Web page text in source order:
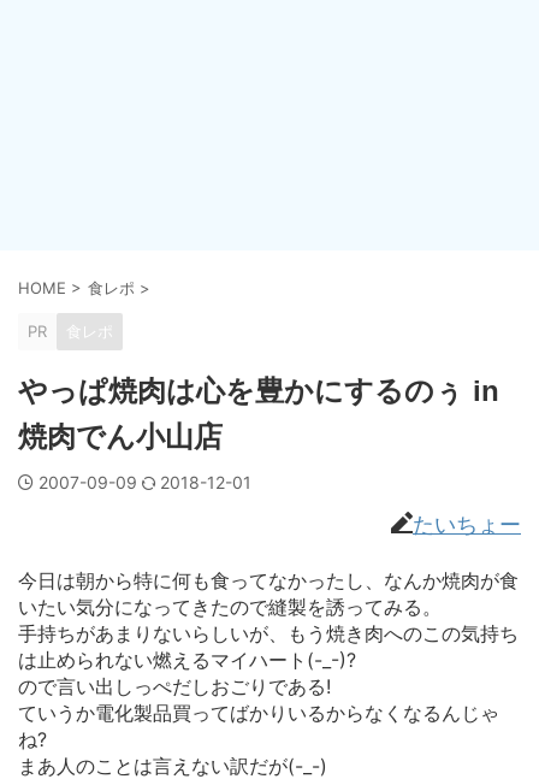
HOME > 食レポ >
PR 食レポ
やっぱ焼肉は心を豊かにするのぅ in
焼肉でん小山店
2007-09-09 2018-12-01
たいちょー
今日は朝から特に何も食ってなかったし、なんか焼肉が食
いたい気分になってきたので縫製を誘ってみる。
手持ちがあまりないらしいが、もう焼き肉へのこの気持ち
は止められない燃えるマイハート(-_-)?
ので言い出しっぺだしおごりである!
ていうか電化製品買ってばかりいるからなくなるんじゃ
ね?
まあ人のことは言えない訳だが(-_-)